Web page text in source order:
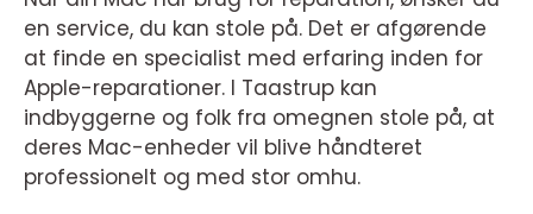
en service, du kan stole på. Det er afgørende
at finde en specialist med erfaring inden for
Apple-reparationer. I Taastrup kan
indbyggerne og folk fra omegnen stole på, at
deres Mac-enheder vil blive håndteret
professionelt og med stor omhu.